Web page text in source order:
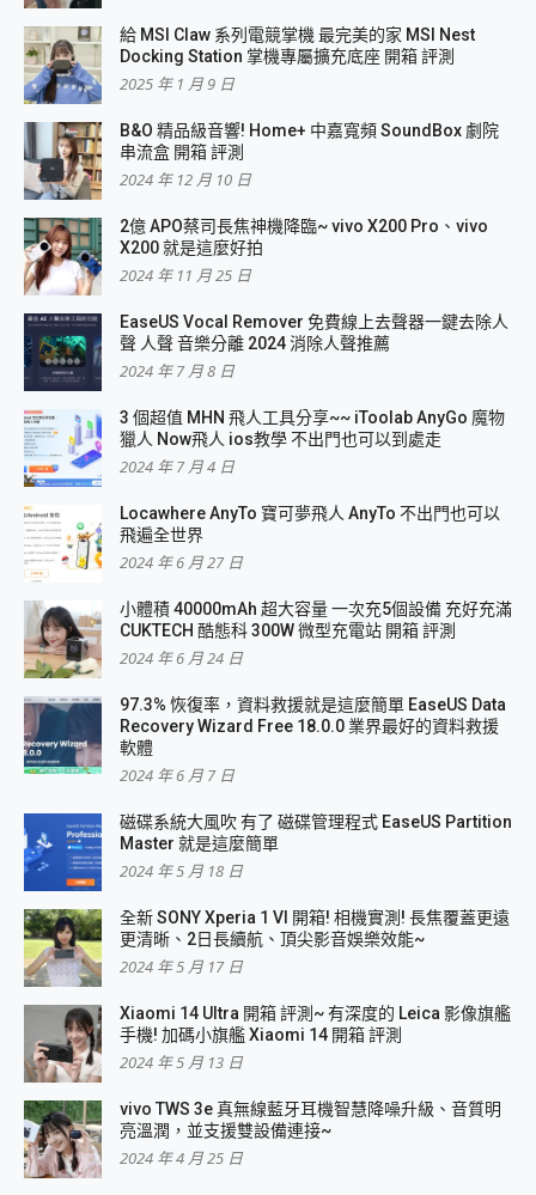
給 MSI Claw 系列電競掌機 最完美的家 MSI Nest
Docking Station 掌機專屬擴充底座 開箱 評測
2025 年 1 月 9 日
B&O 精品級音響! Home+ 中嘉寬頻 SoundBox 劇院
串流盒 開箱 評測
2024 年 12 月 10 日
2億 APO蔡司長焦神機降臨~ vivo X200 Pro、vivo
X200 就是這麼好拍
2024 年 11 月 25 日
EaseUS Vocal Remover 免費線上去聲器一鍵去除人
聲 人聲 音樂分離 2024 消除人聲推薦
2024 年 7 月 8 日
3 個超值 MHN 飛人工具分享~~ iToolab AnyGo 魔物
獵人 Now飛人 ios教學 不出門也可以到處走
2024 年 7 月 4 日
Locawhere AnyTo 寶可夢飛人 AnyTo 不出門也可以
飛遍全世界
2024 年 6 月 27 日
小體積 40000mAh 超大容量 一次充5個設備 充好充滿
CUKTECH 酷態科 300W 微型充電站 開箱 評測
2024 年 6 月 24 日
97.3% 恢復率，資料救援就是這麼簡單 EaseUS Data
Recovery Wizard Free 18.0.0 業界最好的資料救援
軟體
2024 年 6 月 7 日
磁碟系統大風吹 有了 磁碟管理程式 EaseUS Partition
Master 就是這麼簡單
2024 年 5 月 18 日
全新 SONY Xperia 1 VI 開箱! 相機實測! 長焦覆蓋更遠
更清晰、2日長續航、頂尖影音娛樂效能~
2024 年 5 月 17 日
Xiaomi 14 Ultra 開箱 評測~ 有深度的 Leica 影像旗艦
手機! 加碼小旗艦 Xiaomi 14 開箱 評測
2024 年 5 月 13 日
vivo TWS 3e 真無線藍牙耳機智慧降噪升級、音質明
亮溫潤，並支援雙設備連接~
2024 年 4 月 25 日